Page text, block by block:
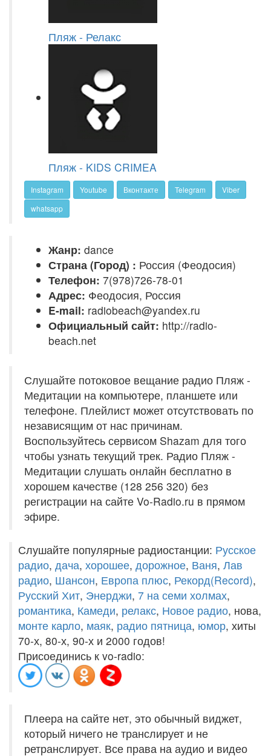
Пляж - Релакс
Пляж - KIDS CRIMEA
Instagram Youtube Вконтакте Telegram
Viber
whatsapp
Жанр: dance
Страна (Город) : Россия (Феодосия)
Телефон: 7(978)726-78-01
Адрес: Феодосия, Россия
E-mail: radiobeach@yandex.ru
Официальный сайт: http://radio-
beach.net
Слушайте потоковое вещание радио Пляж -
Медитации на компьютере, планшете или
телефоне. Плейлист может отсутствовать по
независящим от нас причинам.
Воспользуйтесь сервисом Shazam для того
чтобы узнать текущий трек. Радио Пляж -
Медитации слушать онлайн бесплатно в
хорошем качестве (128 256 320) без
регистрации на сайте Vo-Radio.ru в прямом
эфире.
Слушайте популярные радиостанции: Русское
радио, дача, хорошее, дорожное, Ваня, Лав
радио, Шансон, Европа плюс, Рекорд(Record),
Русский Хит, Энерджи, 7 на семи холмах,
романтика, Камеди, релакс, Новое радио, нова,
монте карло, маяк, радио пятница, юмор, хиты
70-х, 80-х, 90-х и 2000 годов!
Присоединись к vo-radio:
Плеера на сайте нет, это обычный виджет,
который ничего не транслирует и не
ретранслирует. Все права на аудио и видео